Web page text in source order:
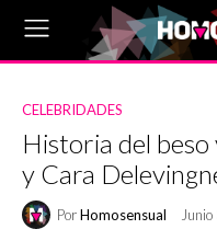
CELEBRIDADES
Historia del beso
y Cara
PorHomosensual